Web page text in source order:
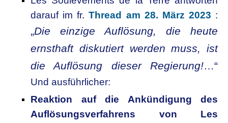
darauf im fr.Thread am 28. März 2023 :
„Die einzige Auflösung, die heute
ernsthaft diskutiert werden muss, ist
die Auflösung dieser Regierung!…“
Und ausführlicher:
Reaktion auf die Ankündigung des
Auflösungsverfahrens von Les